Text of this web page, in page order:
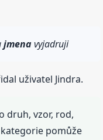
jmenavyjadruji
uživatel Jindra.
druh, vzor, rod,
pomůže